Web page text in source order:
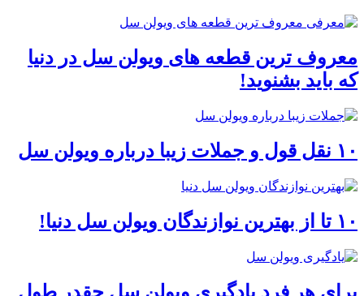
معروف ترین قطعه های ویولن سل در دنیا
که باید بشنوید!
۱۰ نقل قول و جملات زیبا درباره ویولن سل
۱۰ تا از بهترین نوازندگان ویولن سل دنیا!
برای هر فرد یادگیری ویولن سل چقدر طول